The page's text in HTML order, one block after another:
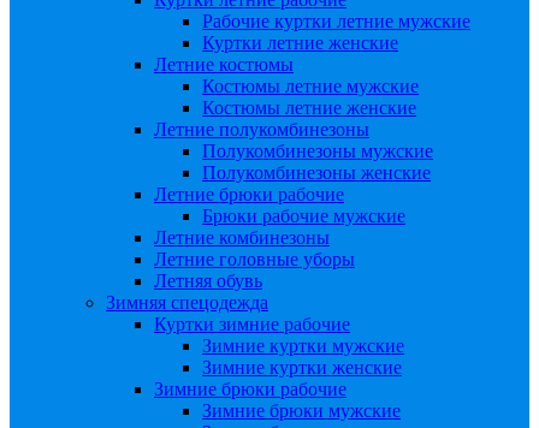
Рабочие куртки летние мужские
Куртки летние женские
Летние костюмы
Костюмы летние мужские
Костюмы летние женские
Летние полукомбинезоны
Полукомбинезоны мужские
Полукомбинезоны женские
Летние брюки рабочие
Брюки рабочие мужские
Летние комбинезоны
Летние головные уборы
Летняя обувь
Зимняя спецодежда
Куртки зимние рабочие
Зимние куртки мужские
Зимние куртки женские
Зимние брюки рабочие
Зимние брюки мужские